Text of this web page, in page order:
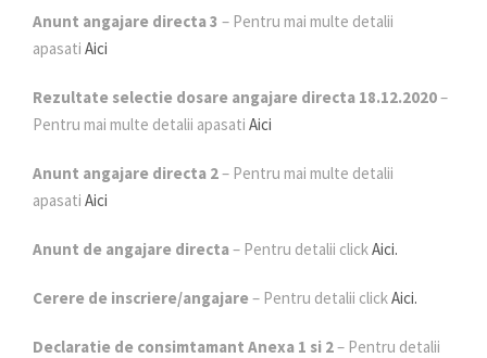
Anunt angajare directa 3 – Pentru mai multe detalii
apasati Aici
Rezultate selectie dosare angajare directa 18.12.2020–
Pentru mai multe detalii apasati Aici
Anunt angajare directa 2– Pentru mai multe detalii
apasati Aici
Anunt de angajare directa– Pentru detalii clickAici.
Cerere de inscriere/angajare – Pentru detalii clickAici.
Declaratie de consimtamant Anexa 1 si 2– Pentru detalii